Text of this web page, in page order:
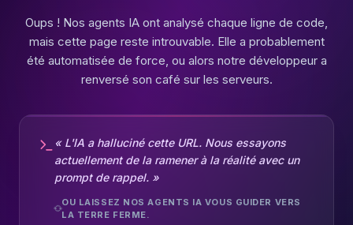
Oups ! Nos agents IA ont analysé chaque ligne de code,
mais cette page reste introuvable. Elle a probablement
été automatisée de force, ou alors notre développeur a
renversé son café sur les serveurs.
« L'IA a halluciné cette URL. Nous essayons
actuellement de la ramener à la réalité avec un
prompt de rappel. »
OU LAISSEZ NOS AGENTS IA VOUS GUIDER VERS
LA TERRE FERME.